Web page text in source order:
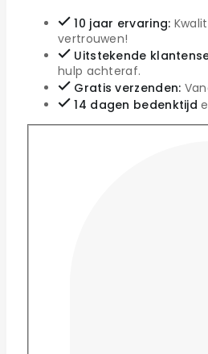
10 jaar ervaring:
vertrouwen!
Uitstekende
hulp achteraf.
Gratis verzenden:
14 dagen bedenktijd